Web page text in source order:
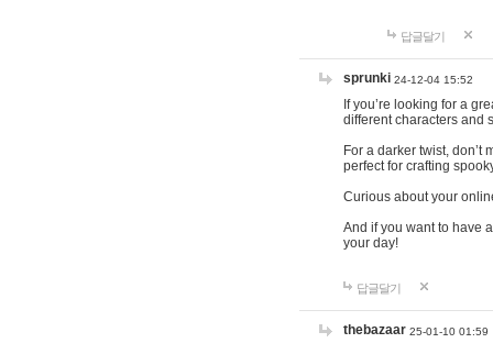
답글달기
sprunki 24-12-04 15:52
If you’re looking for a
different characters and
For a darker twist, don’t
perfect for crafting
Curious about your
And if you want to have
your day!
답글달기
thebazaar 25-01-10 01:59